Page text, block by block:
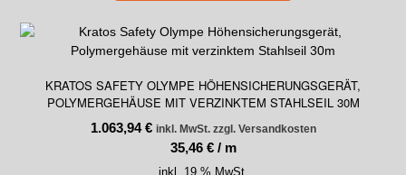
KRATOS SAFETY OLYMPE HÖHENSICHERUNGSGERÄT,
POLYMERGEHÄUSE MIT VERZINKTEM STAHLSEIL 30M
1.063,94€ inkl. MwSt. zzgl. Versandkosten
35,46 €/ m
inkl. 19 % MwSt.